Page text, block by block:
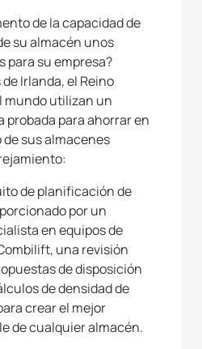
de la capacidad de
su almacén unos
para su empresa?
Irlanda, el Reino
mundo utilizan un
probada para ahorrar en
sus almacenes
de planificación de
por un
en equipos de
una revisión
de disposición
de densidad de
crear el mejor
de cualquier almacén.